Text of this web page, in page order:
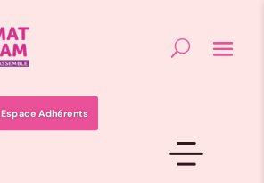
Espace Adhérents